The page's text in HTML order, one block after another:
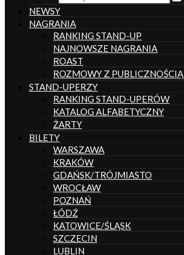
NEWSY
NAGRANIA
RANKING STAND-UP
NAJNOWSZE NAGRANIA
ROAST
ROZMOWY Z PUBLICZNOŚCIĄ
STAND-UPERZY
RANKING STAND-UPERÓW
KATALOG ALFABETYCZNY
ŻARTY
BILETY
WARSZAWA
KRAKÓW
GDAŃSK/TRÓJMIASTO
WROCŁAW
POZNAŃ
ŁÓDŹ
KATOWICE/ŚLĄSK
SZCZECIN
LUBLIN